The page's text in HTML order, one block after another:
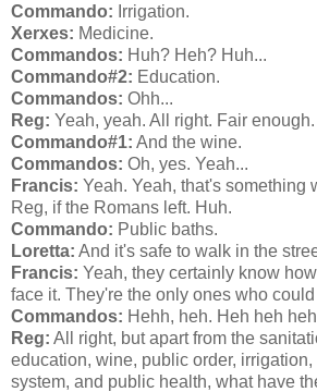
Commando: Irrigation.
Xerxes: Medicine.
Commandos: Huh? Heh? Huh...
Commando#2: Education.
Commandos: Ohh...
Reg: Yeah, yeah. All right. Fair enough.
Commando#1: And the wine.
Commandos: Oh, yes. Yeah...
Francis: Yeah. Yeah, that's something
Reg, if the Romans left. Huh.
Commando: Public baths.
Loretta: And it's safe to walk in the
Francis: Yeah, they certainly know
face it. They're the only ones who
Commandos: Hehh, heh. Heh heh
Reg: All right, but apart from the
education, wine, public order,
system, and public health, what have